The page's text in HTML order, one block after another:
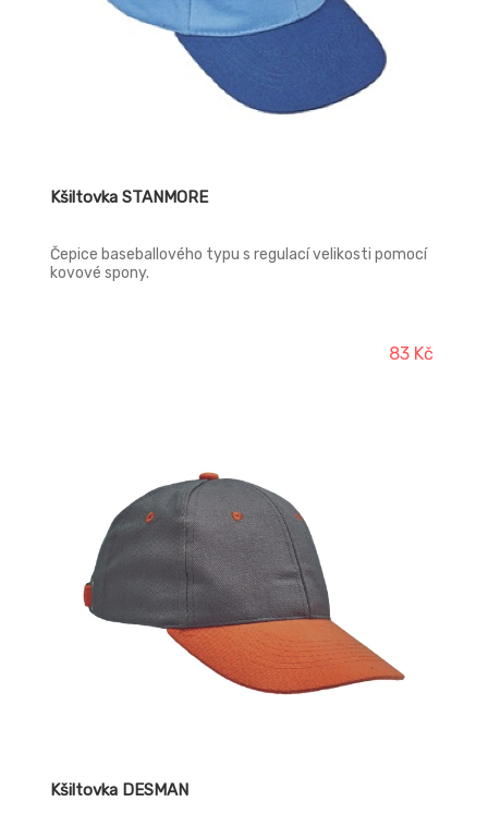
Kšiltovka STANMORE
Čepice baseballového typu s regulací velikosti pomocí
kovové spony.
83 Kč
Kšiltovka DESMAN